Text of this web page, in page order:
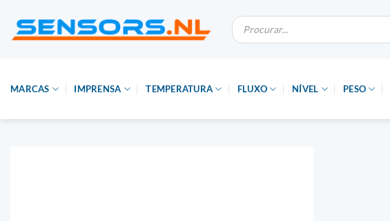
para
Pesquisa
produtos
MARCAS IMPRENSA TEMPERATURA FLUXO NÍVEL PESO